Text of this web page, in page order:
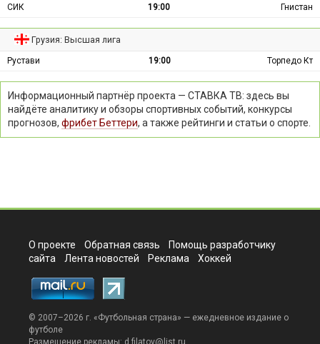
СИК 19:00 Гнистан
Грузия: Высшая лига
Рустави 19:00 Торпедо Кт
Информационный партнёр проекта — СТАВКА ТВ: здесь вы
найдёте аналитику и обзоры спортивных событий, конкурсы
прогнозов, фрибет Беттери, а также рейтинги и статьи о спорте.
О проекте Обратная связь
Помощь разработчику
сайта
Лента новостей Реклама Хоккей
© 2007–2026 г. «Футбольная страна» — ежедневное издание о
футболе
Размещение рекламы: d.filatov@list.ru